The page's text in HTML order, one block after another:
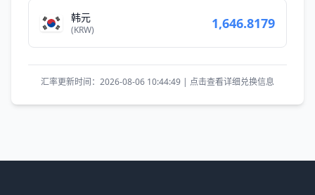
韩元
(KRW) 1,646.8179
汇率更新时间：2026-08-06 10:44:49 | 点击查看详细兑换信息